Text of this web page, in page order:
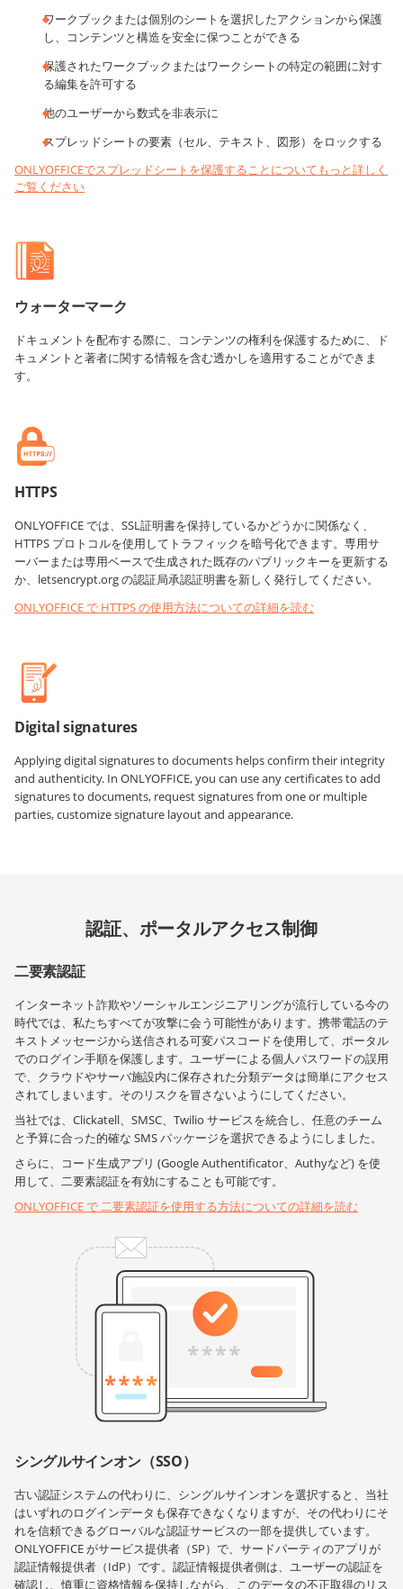
ワークブックまたは個別のシートを選択したアクションから保護
し、コンテンツと構造を安全に保つことができる
保護されたワークブックまたはワークシートの特定の範囲に対す
る編集を許可する
他のユーザーから数式を非表示に
スプレッドシートの要素（セル、テキスト、図形）をロックする
ONLYOFFICEでスプレッドシートを保護することについてもっと詳しく
ご覧ください
ウォーターマーク
ドキュメントを配布する際に、コンテンツの権利を保護するために、ド
キュメントと著者に関する情報を含む透かしを適用することができま
す。
HTTPS
ONLYOFFICE では、SSL証明書を保持しているかどうかに関係なく、
HTTPS プロトコルを使用してトラフィックを暗号化できます。専用サ
ーバーまたは専用ベースで生成された既存のパブリックキーを更新する
か、letsencrypt.org の認証局承認証明書を新しく発行してください。
ONLYOFFICE で HTTPS の使用方法についての詳細を読む
Digital signatures
Applying digital signatures to documents helps confirm their integrity
and authenticity. In ONLYOFFICE, you can use any certificates to add
signatures to documents, request signatures from one or multiple
parties, customize signature layout and appearance.
認証、ポータルアクセス制御
二要素認証
インターネット詐欺やソーシャルエンジニアリングが流行している今の
時代では、私たちすべてが攻撃に会う可能性があります。携帯電話のテ
キストメッセージから送信される可変パスコードを使用して、ポータル
でのログイン手順を保護します。ユーザーによる個人パスワードの誤用
で、クラウドやサーバ施設内に保存された分類データは簡単にアクセス
されてしまいます。そのリスクを冒さないようにしてください。
当社では、Clickatell、SMSC、Twilio サービスを統合し、任意のチーム
と予算に合った的確な SMS パッケージを選択できるようにしました。
さらに、コード生成アプリ (Google Authentificator、Authyなど) を使
用して、二要素認証を有効にすることも可能です。
ONLYOFFICE で 二要素認証を使用する方法についての詳細を読む
シングルサインオン（SSO）
古い認証システムの代わりに、シングルサインオンを選択すると、当社
はいずれのログインデータも保存できなくなりますが、その代わりにそ
れを信頼できるグローバルな認証サービスの一部を提供しています。
ONLYOFFICE がサービス提供者（SP）で、サードパーティのアプリが
認証情報提供者（IdP）です。認証情報提供者側は、ユーザーの認証を
確認し、慎重に資格情報を保持しながら、このデータの不正取得のリス